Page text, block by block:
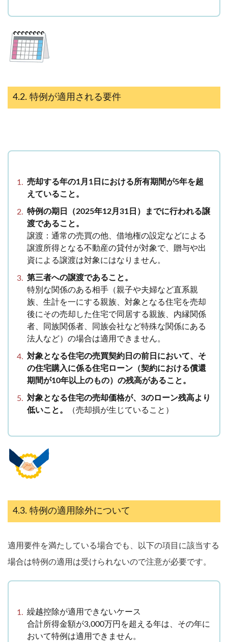
特例が適用される要件
売却する年の1月1日における所有期間が5年を超
えていること。
特例の期日（2025年12月31日）までに行われる譲
渡であること。
譲渡：通常の売買の他、借地権の設定などによる
譲渡所得となる不動産の貸付が対象で、贈与や出
資による譲渡は対象にはなりません。
第三者への譲渡であること。
特別な関係のある相手（親子や夫婦など直系親
族、生計を一にする親族、対象となる住宅を売却
後にその売却した住宅で同居する親族、内縁関係
者、同族関係者、同族会社など特殊な関係にある
法人など）の場合は適用できません。
対象となる住宅の売買契約日の前日において、そ
の住宅購入に係る住宅ローン（契約における償還
期間が10年以上のもの）の残高があること。
対象となる住宅の売却価格が、3のローン残高より
低いこと。
（売却損が生じていること）
特例の適用除外について
適用要件を満たしている場合でも、以下の項目に該当する
場合は特例の適用は受けられないので注意が必要です。
繰越控除が適用できないケース
合計所得金額が3,000万円を超える年は、その年に
おいて特例は適用できません。